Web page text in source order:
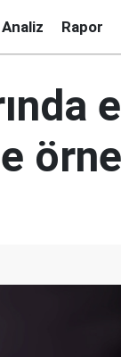
Analiz Rapor